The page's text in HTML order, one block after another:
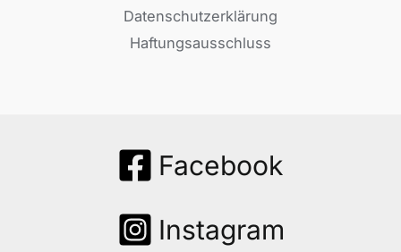
Datenschutzerklärung
Haftungsausschluss
Facebook
Instagram